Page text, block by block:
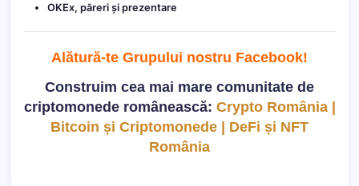
OKEx, păreri și prezentare
Alătură-te Grupului nostru Facebook!
Construim cea mai mare comunitate de
criptomonede românească: Crypto România |
Bitcoin și Criptomonede | DeFi și NFT
România